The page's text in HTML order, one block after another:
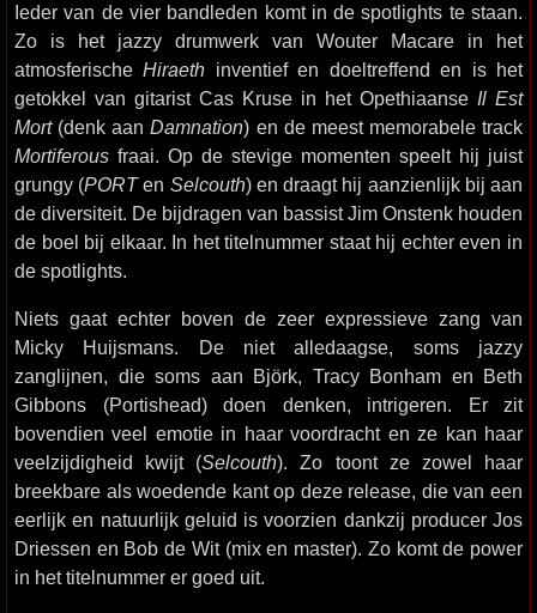
Ieder van de vier bandleden komt in de spotlights te staan.
Zo is het jazzy drumwerk van Wouter Macare in het
atmosferischeHiraeth inventief en doeltreffend en is het
getokkel van gitarist Cas Kruse in het Opethiaanse Il Est
Mort(denk aanDamnation) en de meest memorabele track
Mortiferous fraai. Op de stevige momenten speelt hij juist
grungy (PORTen Selcouth) en draagt hij aanzienlijk bij aan
de diversiteit. De bijdragen van bassist Jim Onstenk houden
de boel bij elkaar. In het titelnummer staat hij echter even in
de spotlights.
Niets gaat echter boven de zeer expressieve zang van
Micky Huijsmans. De niet alledaagse, soms jazzy
zanglijnen, die soms aan Björk, Tracy Bonham en Beth
Gibbons (Portishead) doen denken, intrigeren. Er zit
bovendien veel emotie in haar voordracht en ze kan haar
veelzijdigheid kwijt (Selcouth). Zo toont ze zowel haar
breekbare als woedende kant op deze release, die van een
eerlijk en natuurlijk geluid is voorzien dankzij producer Jos
Driessen en Bob de Wit (mix en master). Zo komt de power
in het titelnummer er goed uit.